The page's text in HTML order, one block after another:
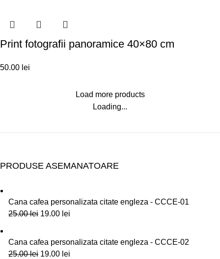
Print fotografii panoramice 40×80 cm
50.00 lei
Load more products
Loading...
PRODUSE ASEMANATOARE
Cana cafea personalizata citate engleza - CCCE-01
25.00lei 19.00 lei
Cana cafea personalizata citate engleza - CCCE-02
25.00lei 19.00 lei